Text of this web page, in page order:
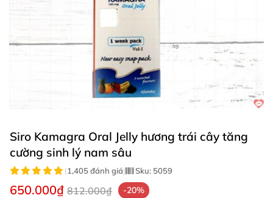
Siro Kamagra Oral Jelly hương trái cây tăng
cường sinh lý nam sâu
|1,405 đánh giá| Sku: 5059
650.000₫ 812.000₫ -20%